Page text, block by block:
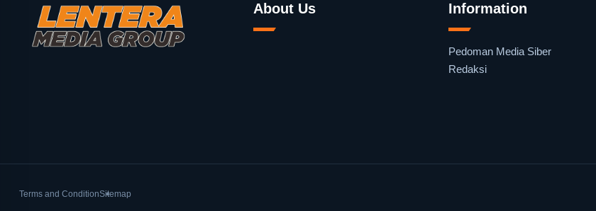
About Us Information
Pedoman Media Siber
Redaksi
Terms and ConditionSitemap